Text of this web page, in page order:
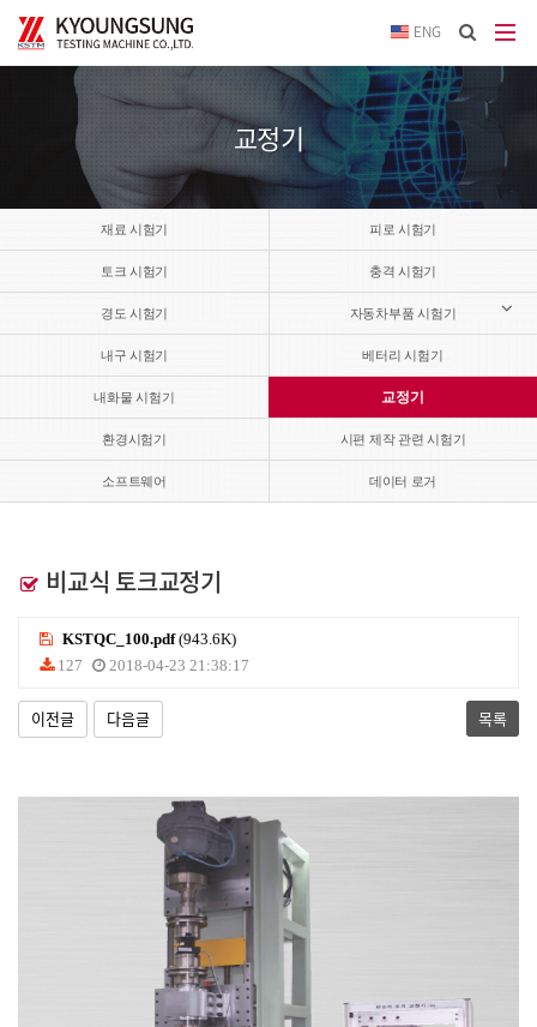
ENG
입력
답변
답변
이메
전송
교정기
재료 시험기 피로 시험기
토크 시험기 충격 시험기
경도 시험기 자동차부품 시험기
내구 시험기 베터리 시험기
내화물 시험기 교정기
환경시험기 시편 제작 관련 시험기
소프트웨어 데이터 로거
비교식 토크교정기
KSTQC_100.pdf(943.6K)
127
2018-04-23 21:38:17
이전글 다음글 목록